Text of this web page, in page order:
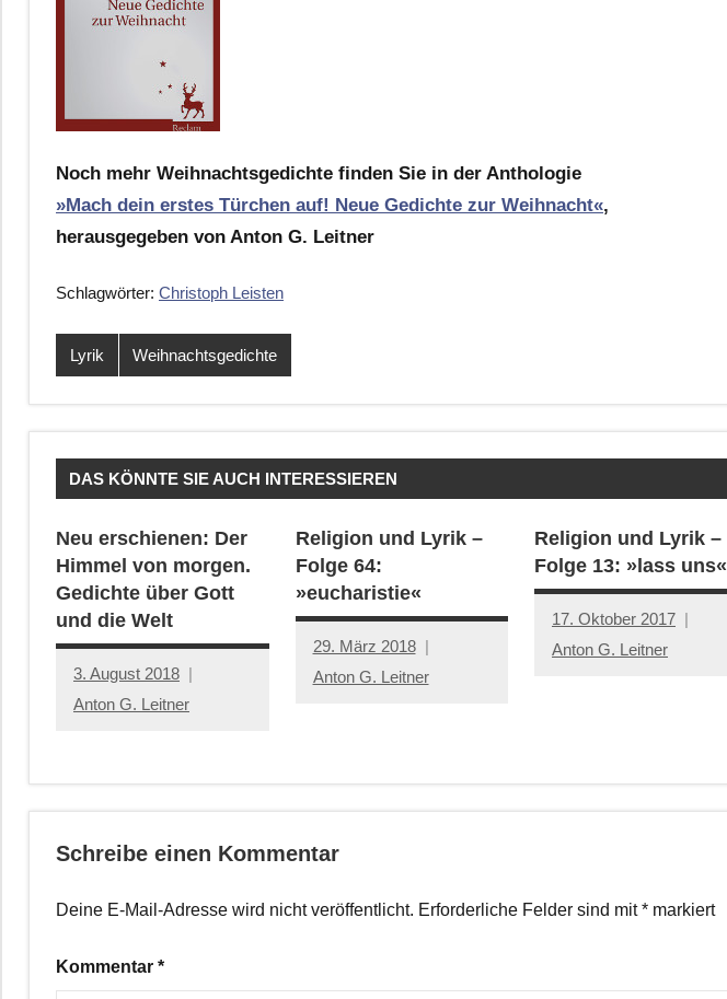
Noch mehr Weihnachtsgedichte finden Sie in der Anthologie
»Mach dein erstes Türchen auf! Neue Gedichte zur Weihnacht«,
herausgegeben von Anton G. Leitner
Schlagwörter: Christoph Leisten
Lyrik Weihnachtsgedichte
DAS KÖNNTE SIE AUCH INTERESSIEREN
Neu erschienen: Der
Himmel von morgen.
Gedichte über Gott
und die Welt
3. August 2018
Anton G. Leitner
Religion und Lyrik –
Folge 64:
»eucharistie«
29. März 2018
Anton G. Leitner
Religion und Lyrik –
Folge 13: »lass uns«
17. Oktober 2017
Anton G. Leitner
Schreibe einen Kommentar
Deine E-Mail-Adresse wird nicht veröffentlicht. Erforderliche Felder sind mit* markiert
Kommentar *